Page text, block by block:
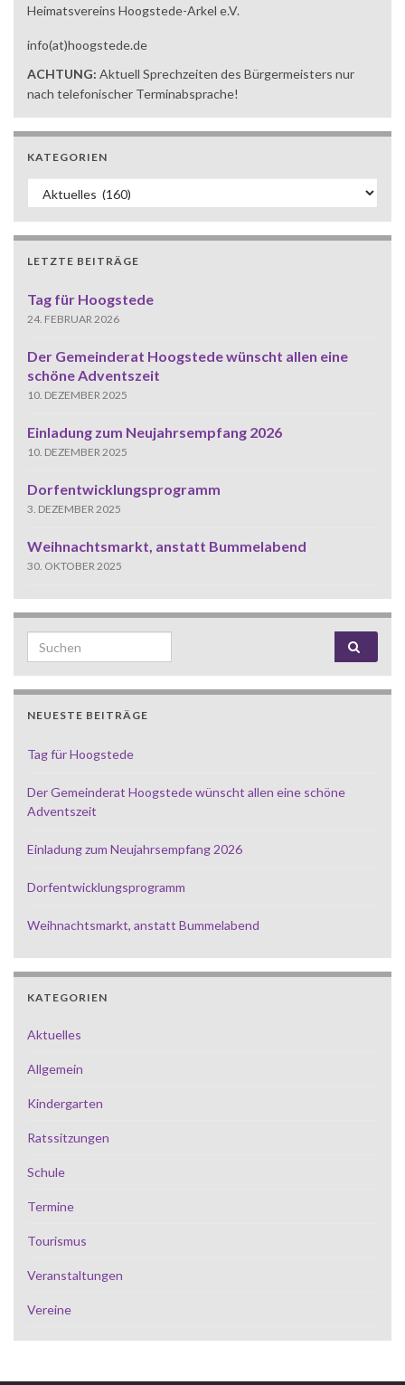
Heimatsvereins Hoogstede-Arkel e.V.
info(at)hoogstede.de
ACHTUNG: Aktuell Sprechzeiten des Bürgermeisters nur
nach telefonischer Terminabsprache!
KATEGORIEN
Kategorien
LETZTE BEITRÄGE
Tag für Hoogstede
24. FEBRUAR 2026
Der Gemeinderat Hoogstede wünscht allen eine
schöne Adventszeit
10. DEZEMBER 2025
Einladung zum Neujahrsempfang 2026
10. DEZEMBER 2025
Dorfentwicklungsprogramm
3. DEZEMBER 2025
Weihnachtsmarkt, anstatt Bummelabend
30. OKTOBER 2025
Search for:
NEUESTE BEITRÄGE
Tag für Hoogstede
Der Gemeinderat Hoogstede wünscht allen eine schöne
Adventszeit
Einladung zum Neujahrsempfang 2026
Dorfentwicklungsprogramm
Weihnachtsmarkt, anstatt Bummelabend
KATEGORIEN
Aktuelles
Allgemein
Kindergarten
Ratssitzungen
Schule
Termine
Tourismus
Veranstaltungen
Vereine